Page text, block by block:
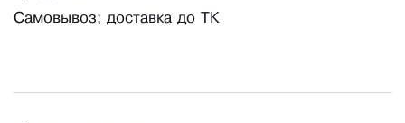
Самовывоз; доставка до ТК